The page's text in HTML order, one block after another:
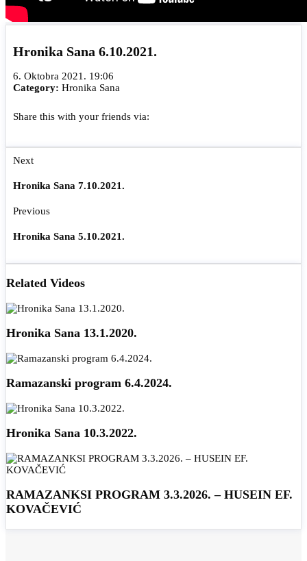
Hronika Sana 6.10.2021.
6. Oktobra 2021. 19:06
Category: Hronika Sana
Share this with your friends via:
Next
Hronika Sana 7.10.2021.
Previous
Hronika Sana 5.10.2021.
Related Videos
Hronika Sana 13.1.2020.
Ramazanski program 6.4.2024.
Hronika Sana 10.3.2022.
RAMAZANKSI PROGRAM 3.3.2026. – HUSEIN EF.
KOVAČEVIĆ